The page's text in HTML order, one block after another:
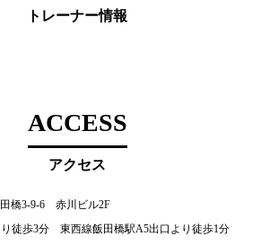
トレーナー情報
ACCESS
アクセス
橋3‐9‐6 赤川ビル2F
り徒歩3分 東西線飯田橋駅A5出口より徒歩1分